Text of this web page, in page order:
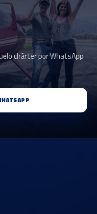
chárter por WhatsApp